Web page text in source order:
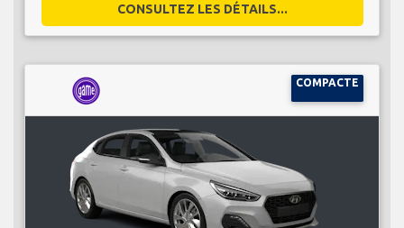
CONSULTEZ LES DÉTAILS...
COMPACTE